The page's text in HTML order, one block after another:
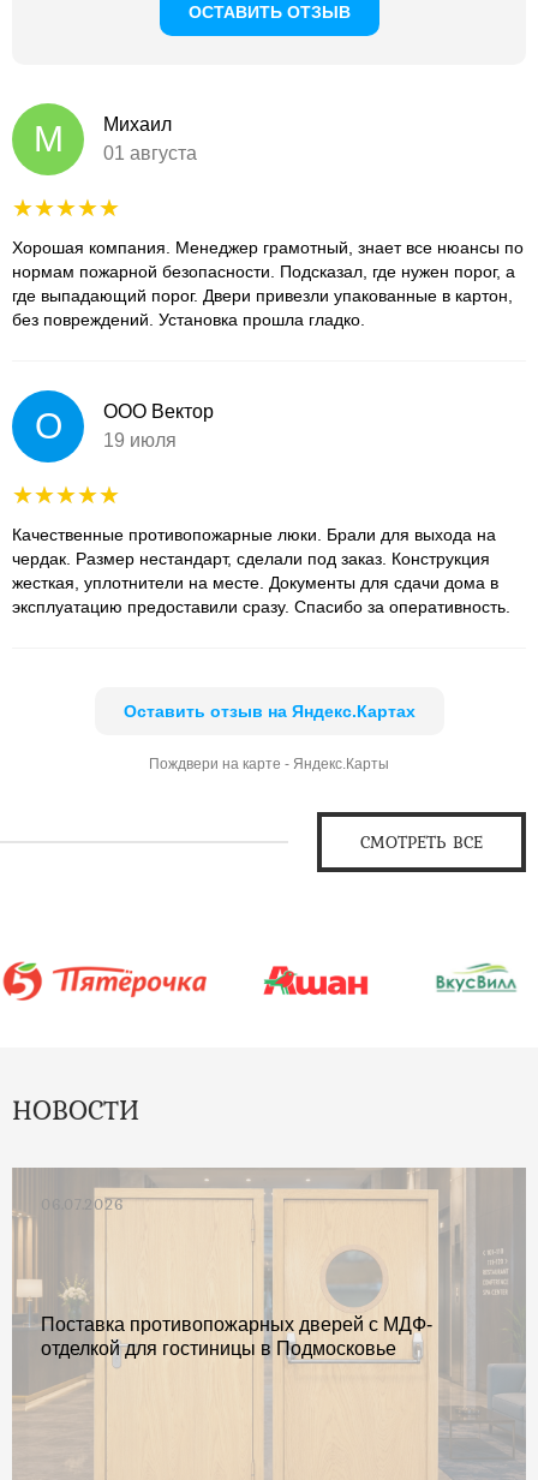
ОСТАВИТЬ ОТЗЫВ
М
Михаил
01 августа
Хорошая компания. Менеджер грамотный, знает все нюансы по
нормам пожарной безопасности. Подсказал, где нужен порог, а
где выпадающий порог. Двери привезли упакованные в картон,
без повреждений. Установка прошла гладко.
О
ООО Вектор
19 июля
Качественные противопожарные люки. Брали для выхода на
чердак. Размер нестандарт, сделали под заказ. Конструкция
жесткая, уплотнители на месте. Документы для сдачи дома в
эксплуатацию предоставили сразу. Спасибо за оперативность.
Оставить отзыв на Яндекс.Картах
Пождвери на карте - Яндекс.Карты
СМОТРЕТЬ ВСЕ
НОВОСТИ
06.07.2026
Поставка противопожарных дверей с МДФ-
отделкой для гостиницы в Подмосковье